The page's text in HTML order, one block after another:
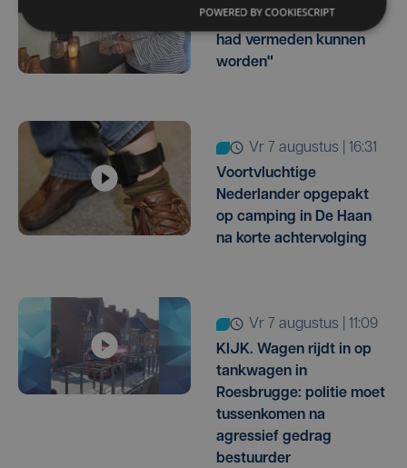
overlijden Yaro (19): "Dit
had vermeden kunnen
worden"
vr 7 augustus | 16:31
Voortvluchtige
Nederlander opgepakt
op camping in De Haan
na korte achtervolging
vr 7 augustus | 11:09
KIJK. Wagen rijdt in op
tankwagen in
Roesbrugge: politie moet
tussenkomen na
agressief gedrag
bestuurder
POWERED BY COOKIESCRIPT